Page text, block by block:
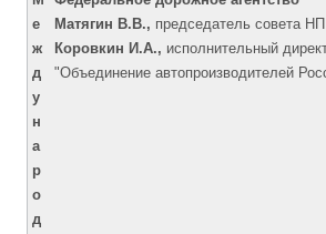
е
ж
д
у
н
а
р
о
д
Матягин В.В., председатель совета
Коровкин И.А., исполнительный
"Объединение автопроизводителей